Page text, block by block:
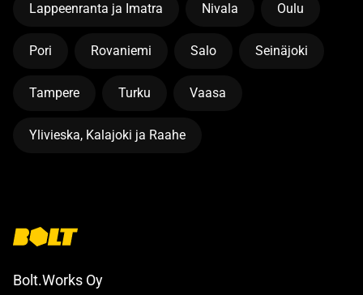
Lappeenranta ja Imatra Nivala Oulu
Pori Rovaniemi Salo Seinäjoki
Tampere Turku Vaasa
Ylivieska, Kalajoki ja Raahe
Bolt.Works Oy